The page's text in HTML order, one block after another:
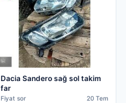
Dacia Sandero sağ sol takim
far
Fiyat sor 20 Tem